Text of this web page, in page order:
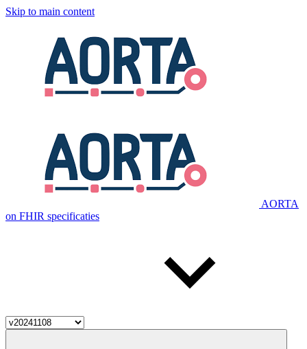
Skip to main content
AORTA
on FHIR specificaties